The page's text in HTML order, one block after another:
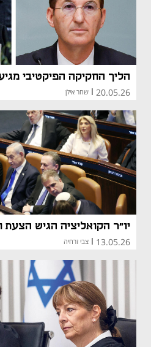
הליך החקיקה הפיקטיבי
20.05.26 שחר אילן
יו"ר הקואליציה הגיש הצעת
13.05.26 צבי זרחיה